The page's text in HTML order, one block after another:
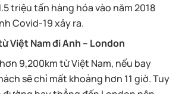
triệu tấn hàng hóa vào năm 2018
Covid-19 xảy ra.
Việt Nam đi Anh – London
9,200km từ Việt Nam, nếu bay
sẽ chỉ mất khoảng hơn 11 giờ. Tuy